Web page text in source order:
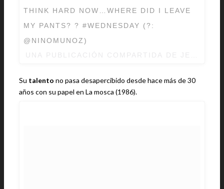
THINK HARD NOW…WHERE DID I LEAVE
MY PANTS? ? #WEDNESDAY (?:
@NINOMUNOZ)
Su talento no pasa desapercibido desde hace más de 30
años con su papel en La mosca (1986).